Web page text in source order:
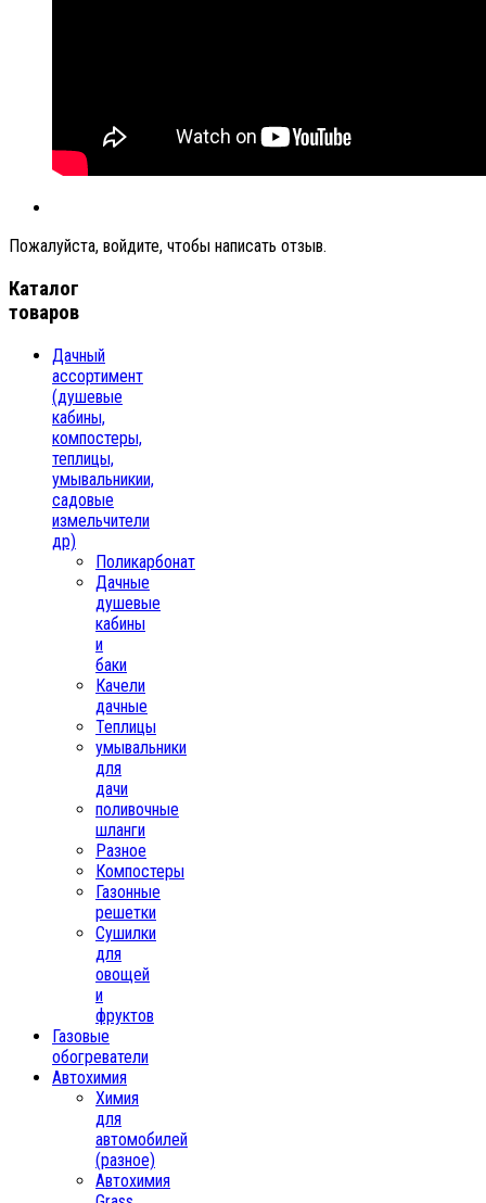
Пожалуйста, войдите, чтобы написать отзыв.
Каталог
товаров
Дачный
ассортимент
(душевые
кабины,
компостеры,
теплицы,
умывальникии,
садовые
измельчители
др)
Поликарбонат
Дачные
душевые
кабины
и
баки
Качели
дачные
Теплицы
умывальники
для
дачи
поливочные
шланги
Разное
Компостеры
Газонные
решетки
Сушилки
для
овощей
и
фруктов
Газовые
обогреватели
Автохимия
Химия
для
автомобилей
(разное)
Автохимия